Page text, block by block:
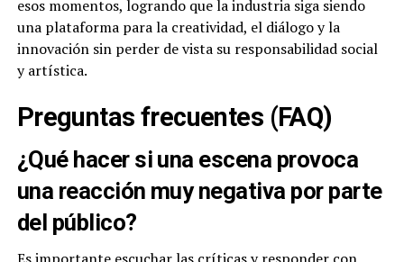
esos momentos, logrando que la industria siga siendo
una plataforma para la creatividad, el diálogo y la
innovación sin perder de vista su responsabilidad social
y artística.
Preguntas frecuentes (FAQ)
¿Qué hacer si una escena provoca
una reacción muy negativa por parte
del público?